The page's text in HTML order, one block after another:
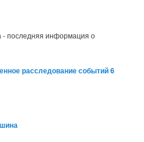
- последняя информация о
расследование событий 6